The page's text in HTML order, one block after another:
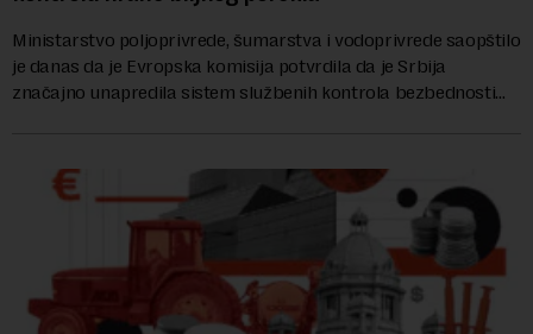
Ministarstvo poljoprivrede, šumarstva i vodoprivrede saopštilo
je danas da je Evropska komisija potvrdila da je Srbija
značajno unapredila sistem službenih kontrola bezbednosti